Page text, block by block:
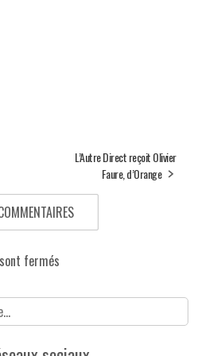
L’Autre Direct reçoit Olivier
Faure, d’Orange
fermés